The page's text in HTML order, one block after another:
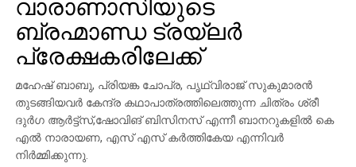
വാരാണാസിയുടെ
ബ്രഹ്മാണ്ഡ ട്രയ്ലർ
പ്രേക്ഷകരിലേക്ക്
മഹേഷ് ബാബു, പ്രിയങ്ക ചോപ്ര, പൃഥ്വിരാജ് സുകുമാരൻ
തുടങ്ങിയവർ കേന്ദ്ര കഥാപാത്രത്തിലെത്തുന്ന ചിത്രം ശ്രീ
ദുർഗ ആർട്ട്സ്,ഷോവിങ് ബിസിനസ് എന്നീ ബാനറുകളിൽ കെ
എൽ നാരായണ, എസ് എസ് കർത്തികേയ എന്നിവർ
നിർമ്മിക്കുന്നു.